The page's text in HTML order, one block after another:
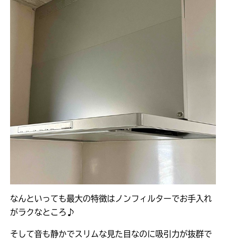
なんといっても最大の特徴はノンフィルターでお手入れ
がラクなところ♪
そして音も静かでスリムな見た目なのに吸引力が抜群で